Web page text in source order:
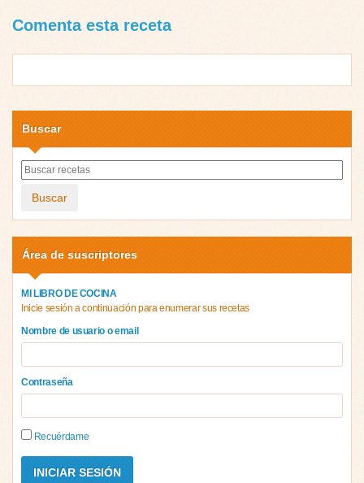
Comenta esta receta
Buscar
Buscar
Área de suscriptores
MI LIBRO DE COCINA
Inicie sesión a continuación para enumerar sus recetas
Nombre de usuario o email
Contraseña
Recuérdame